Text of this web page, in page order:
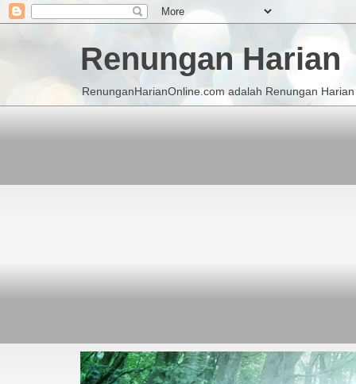
Renungan Harian
RenunganHarianOnline.com adalah Renungan